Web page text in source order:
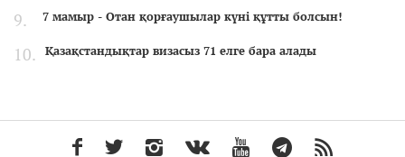
7 мамыр - Отан қорғаушылар күні құтты болсын!
Қазақстандықтар визасыз 71 елге бара алады